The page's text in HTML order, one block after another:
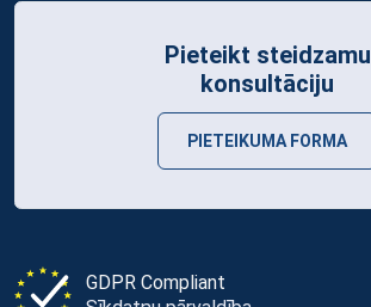
GDPR Compliant
Pieteikt steidzamu
konsultāciju
PIETEIKUMA FORMA